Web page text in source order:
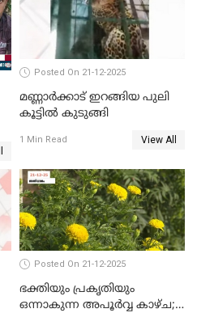
Posted On 21-12-2025
മണ്ണാർക്കാട് ഇറങ്ങിയ പുലി
കൂട്ടിൽ കുടുങ്ങി
1 Min Read View All
Posted On 21-12-2025
ഭക്തിയും പ്രകൃതിയും
ഒന്നാകുന്ന അപൂര്‍വ്വ കാഴ്ച;